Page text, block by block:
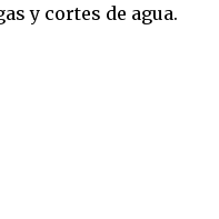
y cortes de agua.